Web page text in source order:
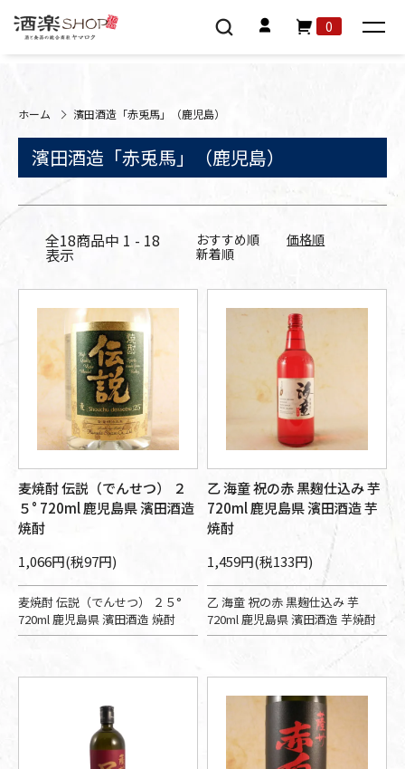
0
ホーム 濱田酒造「赤兎馬」（鹿児島）
濱田酒造「赤兎馬」（鹿児島）
全18商品中 1 - 18
表示
おすすめ順
価格順
新着順
麦焼酎 伝説（でんせつ） ２
５° 720ml 鹿児島県 濱田酒造
焼酎
1,066円(税97円)
麦焼酎 伝説（でんせつ） ２５°
720ml 鹿児島県 濱田酒造 焼酎
乙 海童 祝の赤 黒麹仕込み 芋
720ml 鹿児島県 濱田酒造 芋
焼酎
1,459円(税133円)
乙 海童 祝の赤 黒麹仕込み 芋
720ml 鹿児島県 濱田酒造 芋焼酎